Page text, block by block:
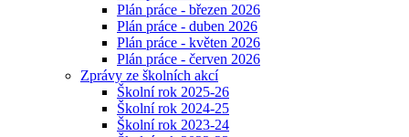
Plán práce - březen 2026
Plán práce - duben 2026
Plán práce - květen 2026
Plán práce - červen 2026
Zprávy ze školních akcí
Školní rok 2025-26
Školní rok 2024-25
Školní rok 2023-24